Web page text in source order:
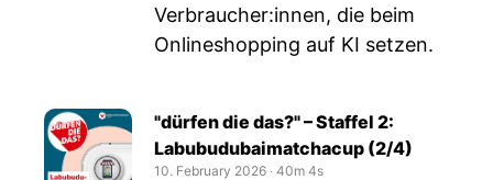
Verbraucher:innen, die beim
Onlineshopping auf KI setzen.
"dürfen die das?" – Staffel 2:
Labubudubaimatchacup (2/4)
10. February 2026 ‧ 40m 4s